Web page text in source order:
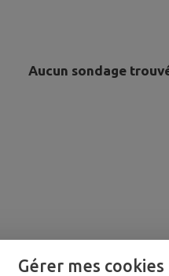
Aucun sondage
Gérer mes cookies